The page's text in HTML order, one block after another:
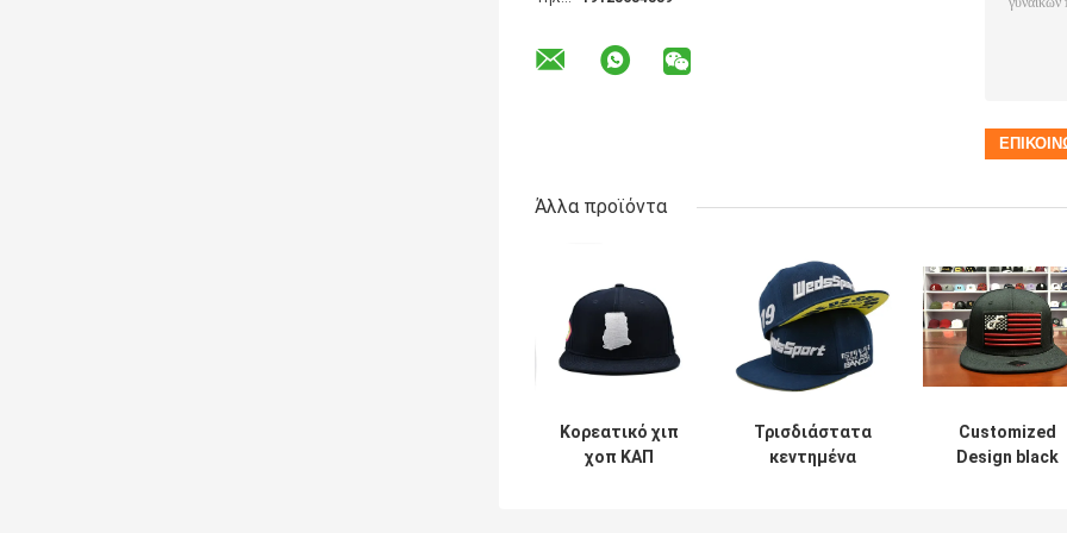
Άλλα προϊόντα
Κορεατικό χιπ
χοπ ΚΑΠ
Τρισδιάστατα
κεντημένα
Customized
Design black